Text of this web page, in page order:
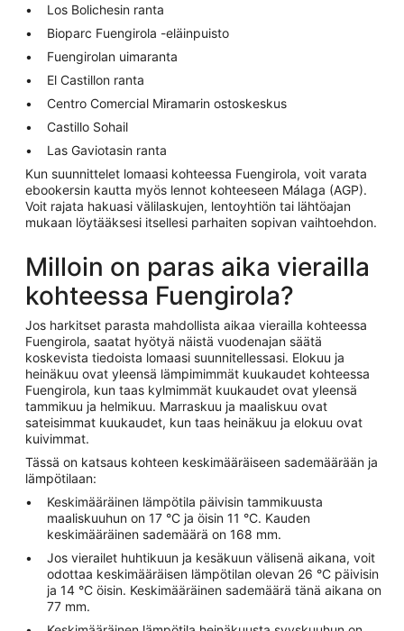
Los Bolichesin ranta
Bioparc Fuengirola -eläinpuisto
Fuengirolan uimaranta
El Castillon ranta
Centro Comercial Miramarin ostoskeskus
Castillo Sohail
Las Gaviotasin ranta
Kun suunnittelet lomaasi kohteessa Fuengirola, voit varata
ebookersin kautta myös lennot kohteeseen Málaga (AGP).
Voit rajata hakuasi välilaskujen, lentoyhtiön tai lähtöajan
mukaan löytääksesi itsellesi parhaiten sopivan vaihtoehdon.
Milloin on paras aika vierailla
kohteessa Fuengirola?
Jos harkitset parasta mahdollista aikaa vierailla kohteessa
Fuengirola, saatat hyötyä näistä vuodenajan säätä
koskevista tiedoista lomaasi suunnitellessasi. Elokuu ja
heinäkuu ovat yleensä lämpimimmät kuukaudet kohteessa
Fuengirola, kun taas kylmimmät kuukaudet ovat yleensä
tammikuu ja helmikuu. Marraskuu ja maaliskuu ovat
sateisimmat kuukaudet, kun taas heinäkuu ja elokuu ovat
kuivimmat.
Tässä on katsaus kohteen keskimääräiseen sademäärään ja
lämpötilaan:
Keskimääräinen lämpötila päivisin tammikuusta
maaliskuuhun on 17 °C ja öisin 11 °C. Kauden
keskimääräinen sademäärä on 168 mm.
Jos vierailet huhtikuun ja kesäkuun välisenä aikana, voit
odottaa keskimääräisen lämpötilan olevan 26 °C päivisin
ja 14 °C öisin. Keskimääräinen sademäärä tänä aikana on
77 mm.